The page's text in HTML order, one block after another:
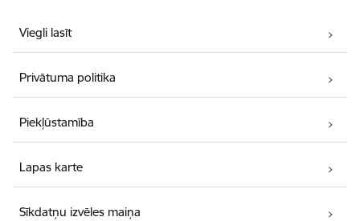
Viegli lasīt
Privātuma politika
Piekļūstamība
Lapas karte
Sīkdatņu izvēles maiņa